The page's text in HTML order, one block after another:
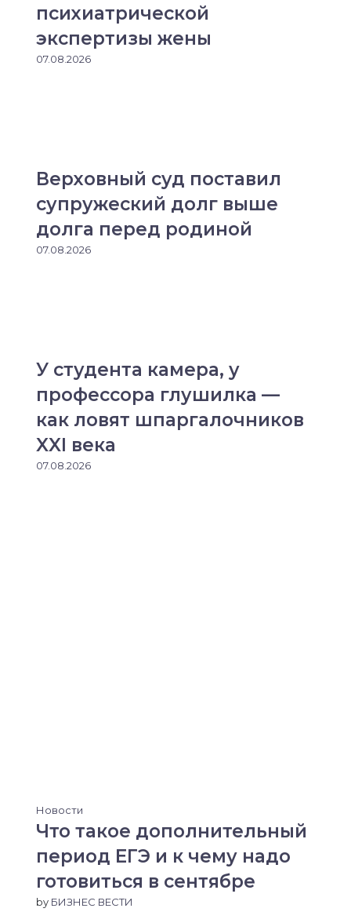
психиатрической
экспертизы жены
07.08.2026
Верховный суд поставил
супружеский долг выше
долга перед родиной
07.08.2026
У студента камера, у
профессора глушилка —
как ловят шпаргалочников
XXI века
07.08.2026
Новости
Что такое дополнительный
период ЕГЭ и к чему надо
готовиться в сентябре
by БИЗНЕС ВЕСТИ